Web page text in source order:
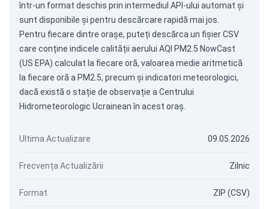
într-un format deschis prin intermediul API-ului automat și
sunt disponibile și pentru descărcare rapidă mai jos.
Pentru fiecare dintre orașe, puteți descărca un fișier CSV
care conține indicele calității aerului AQI PM2.5 NowCast
(US EPA) calculat la fiecare oră, valoarea medie aritmetică
la fiecare oră a PM2.5, precum și indicatori meteorologici,
dacă există o stație de observație a Centrului
Hidrometeorologic Ucrainean în acest oraș.
Ultima Actualizare 09.05.2026
Frecvența Actualizării Zilnic
Format ZIP (CSV)